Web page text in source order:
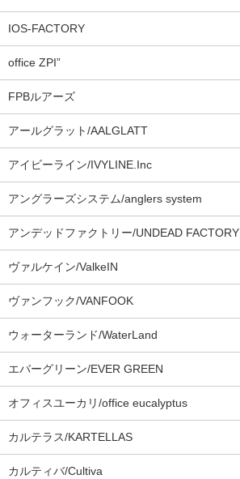
IOS-FACTORY
office ZPI”
FPBルアーズ
アールグラット/AALGLATT
アイビーライン/IVYLINE.Inc
アングラーズシステム/anglers system
アンデッドファクトリー/UNDEAD FACTORY
ヴァルケイン/ValkeIN
ヴァンフック/VANFOOK
ウォーターランド/WaterLand
エバーグリーン/EVER GREEN
オフィスユーカリ/office eucalyptus
カルテラス/KARTELLAS
カルティバ/Cultiva